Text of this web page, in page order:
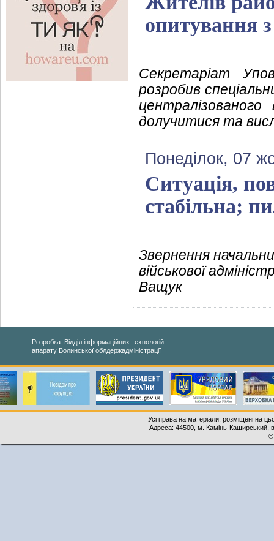
опитування
Секретаріат
розробив
долучитися та
Понеділок, 07
Ситуація,
стабільна;
Звернення
військової
Ващук
Розробка: Відділ інформаційних технологій
апарату Волинської облдержадміністрації
Усі права на матеріали, розміщені на
Адреса: 44500, м. Камінь-Каширський,
©